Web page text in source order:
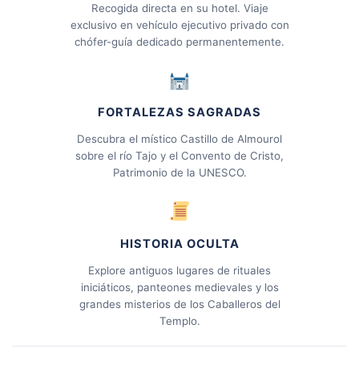
Recogida directa en su hotel. Viaje
exclusivo en vehículo ejecutivo privado con
chófer-guía dedicado permanentemente.
FORTALEZAS SAGRADAS
Descubra el místico Castillo de Almourol
sobre el río Tajo y el Convento de Cristo,
Patrimonio de la UNESCO.
HISTORIA OCULTA
Explore antiguos lugares de rituales
iniciáticos, panteones medievales y los
grandes misterios de los Caballeros del
Templo.